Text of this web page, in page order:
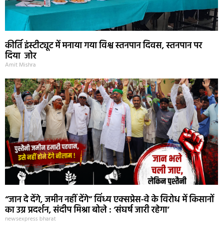
कीर्ति इंस्टीट्यूट में मनाया गया विश्व स्तनपान दिवस, स्तनपान पर
दिया जोर
Amit Mishra
“जान दे देंगे, जमीन नहीं देंगे” विंध्य एक्सप्रेस-वे के विरोध में किसानों
का उग्र प्रदर्शन, संदीप मिश्रा बोले : ‘संघर्ष जारी रहेगा’
newsexpress bharat